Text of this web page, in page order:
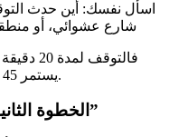
اسأل نفسك: أين حدث
شارع عشوائي، أو
يستمر 45 دقيقة في منطقة صناعية أو غير مأهولة.
الخطوة الثانية: انتبه إلى “التوقفات الصامتة”